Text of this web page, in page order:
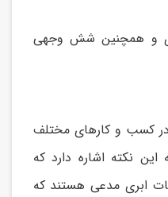
و همچنین شش وجهی
کسب و کارهای مختلف
نکته اشاره دارد که
ابری مدعی هستند که